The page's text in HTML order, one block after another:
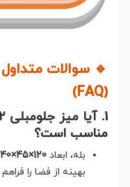
(FAQ)
مناسب است؟
بله، ابعاد 120×45×40
بهینه از فضا را